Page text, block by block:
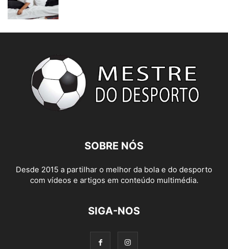
SOBRE NÓS
Desde 2015 a partilhar o melhor da bola e do desporto
com vídeos e artigos em conteúdo multimédia.
SIGA-NOS